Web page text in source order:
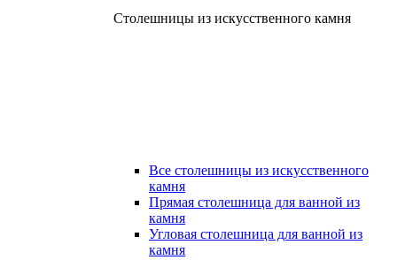
Столешницы из искусственного камня
Все столешницы из искусственного
камня
Прямая столешница для ванной из
камня
Угловая столешница для ванной из
камня